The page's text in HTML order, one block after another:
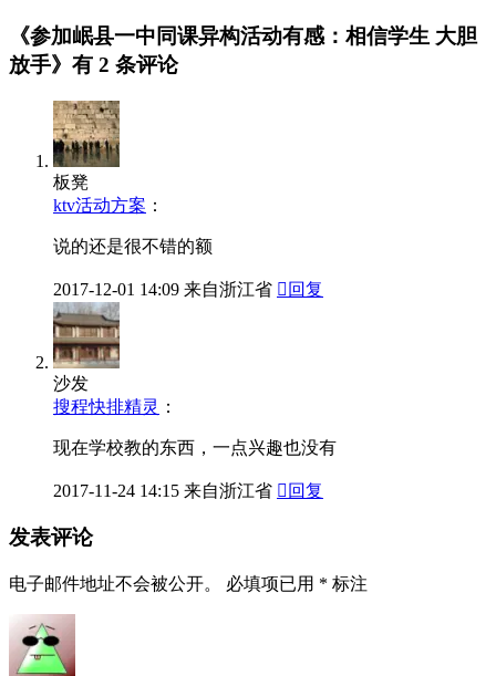
《参加岷县一中同课异构活动有感：相信学生 大胆
放手》有 2 条评论
板凳
ktv活动方案 ：
说的还是很不错的额
2017-12-01 14:09 来自浙江省  回复
沙发
搜程快排精灵 ：
现在学校教的东西，一点兴趣也没有
2017-11-24 14:15 来自浙江省  回复
发表评论
电子邮件地址不会被公开。 必填项已用 * 标注